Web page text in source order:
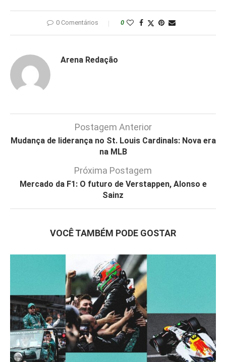
0 Comentários 0
Arena Redação
Postagem Anterior
Mudança de liderança no St. Louis Cardinals: Nova era
na MLB
Próxima Postagem
Mercado da F1: O futuro de Verstappen, Alonso e
Sainz
VOCÊ TAMBÉM PODE GOSTAR